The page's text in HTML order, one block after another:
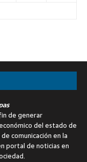
de generar
del estado de
comunicación en la
portal de noticias en